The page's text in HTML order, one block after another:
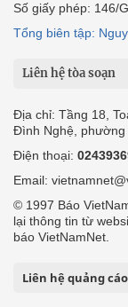
Số giấy phép: 146/
Tổng biên tập:
Liên hệ tòa soạn
Địa chỉ: Tầng 18,
Đình Nghệ, phường
Điện thoại:
Email:
© 1997 Báo
lại thông tin từ
báo VietNamNet.
Liên hệ quảng cáo